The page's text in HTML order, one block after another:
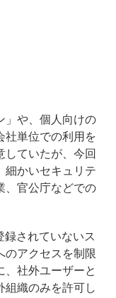
や、個人向けの
社単位での利用を
していたが、今回
細かいセキュリテ
、官公庁などでの
されていないス
のアクセスを制限
、社外ユーザーと
組織のみを許可し